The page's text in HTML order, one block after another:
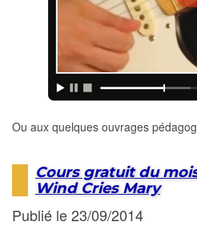
Ou aux quelques ouvrages
Cours gratuit du
Wind Cries Mary
Publié le 23/09/2014